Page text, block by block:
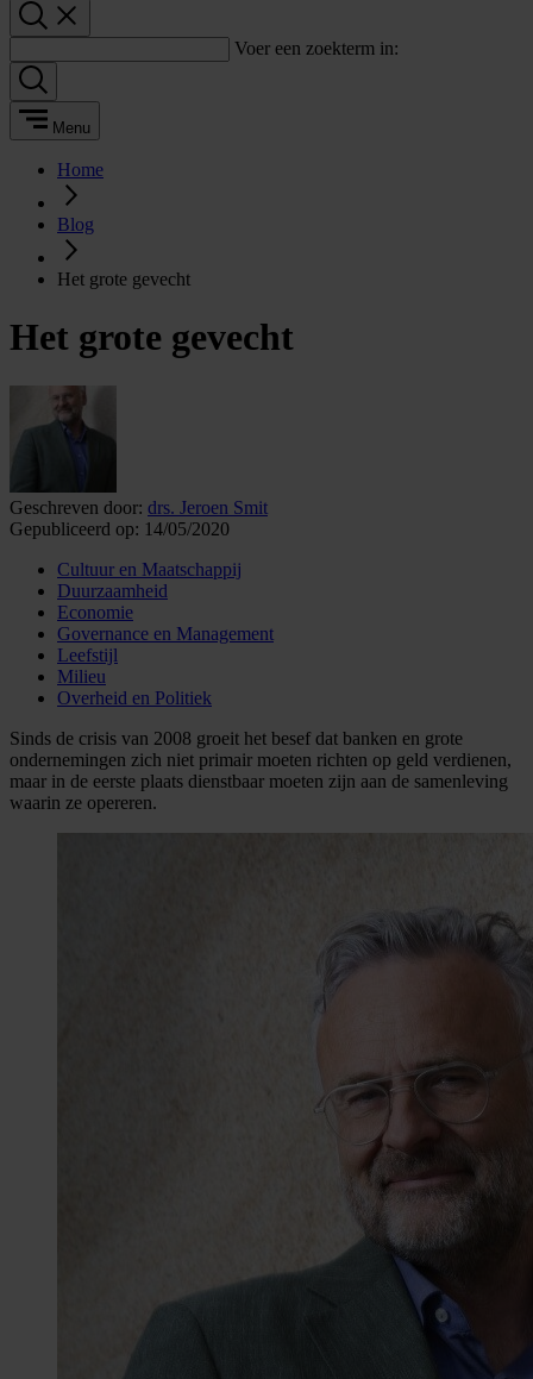
Voer een zoekterm in:
Menu
Home
Blog
Het grote gevecht
Het grote gevecht
Geschreven door: drs. Jeroen Smit
Gepubliceerd op: 14/05/2020
Cultuur en Maatschappij
Duurzaamheid
Economie
Governance en Management
Leefstijl
Milieu
Overheid en Politiek
Sinds de crisis van 2008 groeit het besef dat banken en grote
ondernemingen zich niet primair moeten richten op geld verdienen,
maar in de eerste plaats dienstbaar moeten zijn aan de samenleving
waarin ze opereren.